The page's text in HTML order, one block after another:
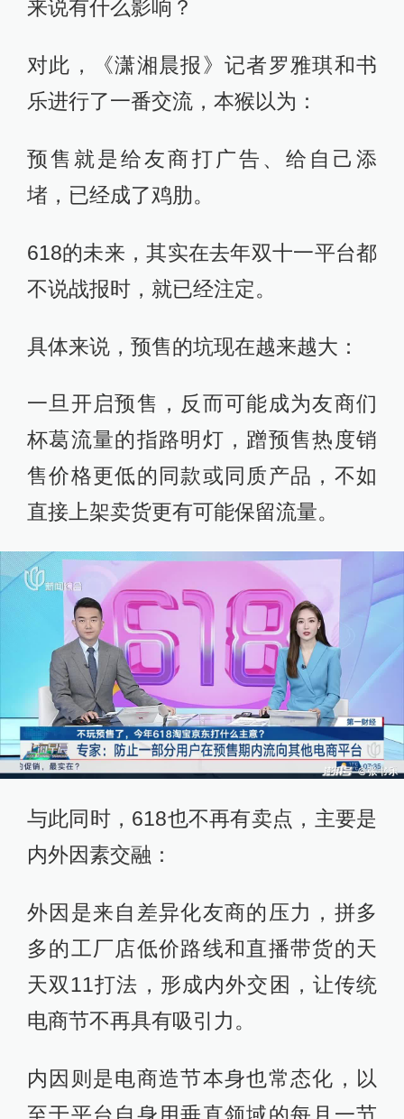
来说有什么影响？
对此，《潇湘晨报》记者罗雅琪和书
乐进行了一番交流，本猴以为：
预售就是给友商打广告、给自己添
堵，已经成了鸡肋。
618的未来，其实在去年双十一平台都
不说战报时，就已经注定。
具体来说，预售的坑现在越来越大：
一旦开启预售，反而可能成为友商们
杯葛流量的指路明灯，蹭预售热度销
售价格更低的同款或同质产品，不如
直接上架卖货更有可能保留流量。
与此同时，618也不再有卖点，主要是
内外因素交融：
外因是来自差异化友商的压力，拼多
多的工厂店低价路线和直播带货的天
天双11打法，形成内外交困，让传统
电商节不再具有吸引力。
内因则是电商造节本身也常态化，以